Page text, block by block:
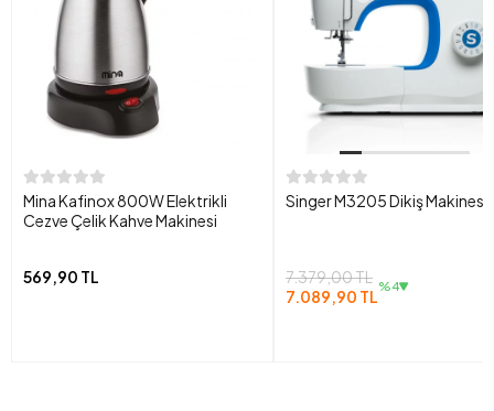
Mina Kafinox 800W Elektrikli
Cezve Çelik Kahve Makinesi
569,90 TL
Singer M3205 Dikiş Makinesi
7.379,00 TL
7.089,90 TL %4